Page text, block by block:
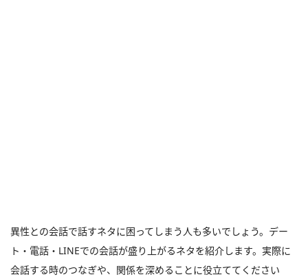
異性との会話で話すネタに困ってしまう人も多いでしょう。デー
ト・電話・LINEでの会話が盛り上がるネタを紹介します。実際に
会話する時のつなぎや、関係を深めることに役立ててください